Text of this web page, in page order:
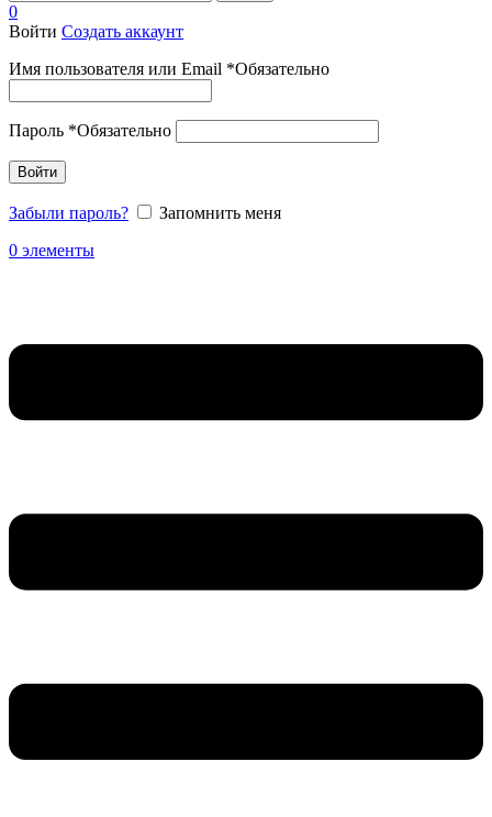
0
Войти Создать аккаунт
Имя пользователя или Email *Обязательно
Пароль *Обязательно
Войти
Забыли пароль?
Запомнить меня
0 элементы